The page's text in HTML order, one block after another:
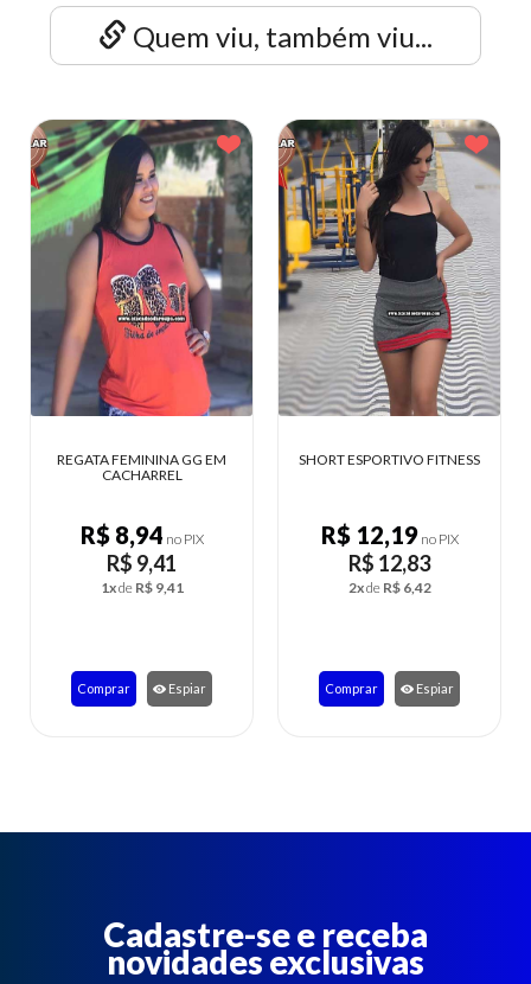
Quem viu, também viu...
REGATA FEMININA GG EM
CACHARREL
R$ 8,94 no PIX
R$ 9,41
1xde R$ 9,41
Comprar Espiar
SHORT ESPORTIVO FITNESS
R$ 12,19no PIX
R$ 12,83
2xde R$ 6,42
Comprar Espiar
Cadastre-se e receba
novidades exclusivas